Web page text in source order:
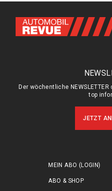
Der wöchentliche NEWSLETTER
top
JETZT
MEIN ABO (LOGIN)
ABO & SHOP